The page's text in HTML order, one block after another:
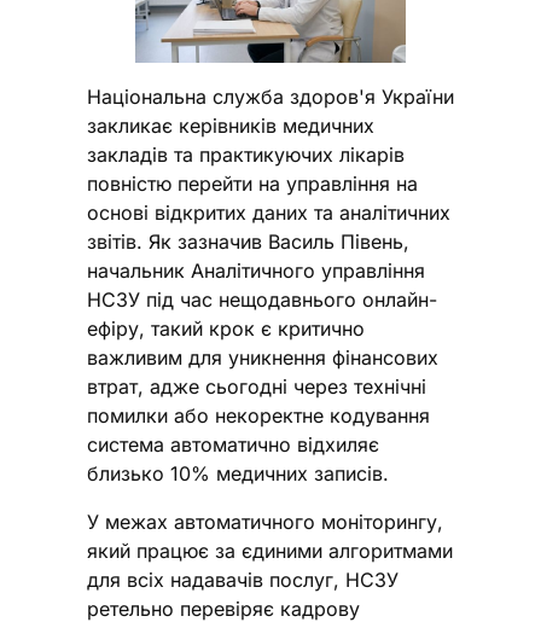
Національна служба здоров'я України
закликає керівників медичних
закладів та практикуючих лікарів
повністю перейти на управління на
основі відкритих даних та аналітичних
звітів. Як зазначив Василь Півень,
начальник Аналітичного управління
НСЗУ під час нещодавнього онлайн-
ефіру, такий крок є критично
важливим для уникнення фінансових
втрат, адже сьогодні через технічні
помилки або некоректне кодування
система автоматично відхиляє
близько 10% медичних записів.
У межах автоматичного моніторингу,
який працює за єдиними алгоритмами
для всіх надавачів послуг, НСЗУ
ретельно перевіряє кадрову